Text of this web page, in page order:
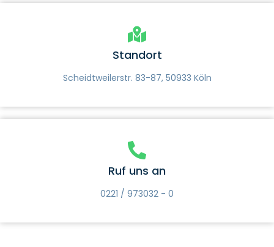
Standort
Scheidtweilerstr. 83-87, 50933 Köln
Ruf uns an
0221 / 973032 - 0